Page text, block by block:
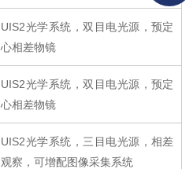
UIS2光学系统，双目电光源，预定
心相差物镜
UIS2光学系统，双目电光源，预定
心相差物镜
UIS2光学系统，三目电光源，相差
观察，可增配图像采集系统